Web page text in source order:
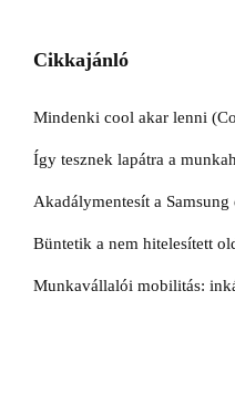
Cikkajánló
Mindenki cool akar lenni
Így tesznek lapátra a
Akadálymentesít a Samsung
Büntetik a nem hitelesített
Munkavállalói mobilitás: